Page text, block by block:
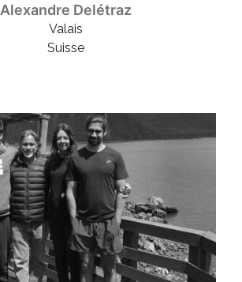
Alexandre Delétraz
Valais
Suisse